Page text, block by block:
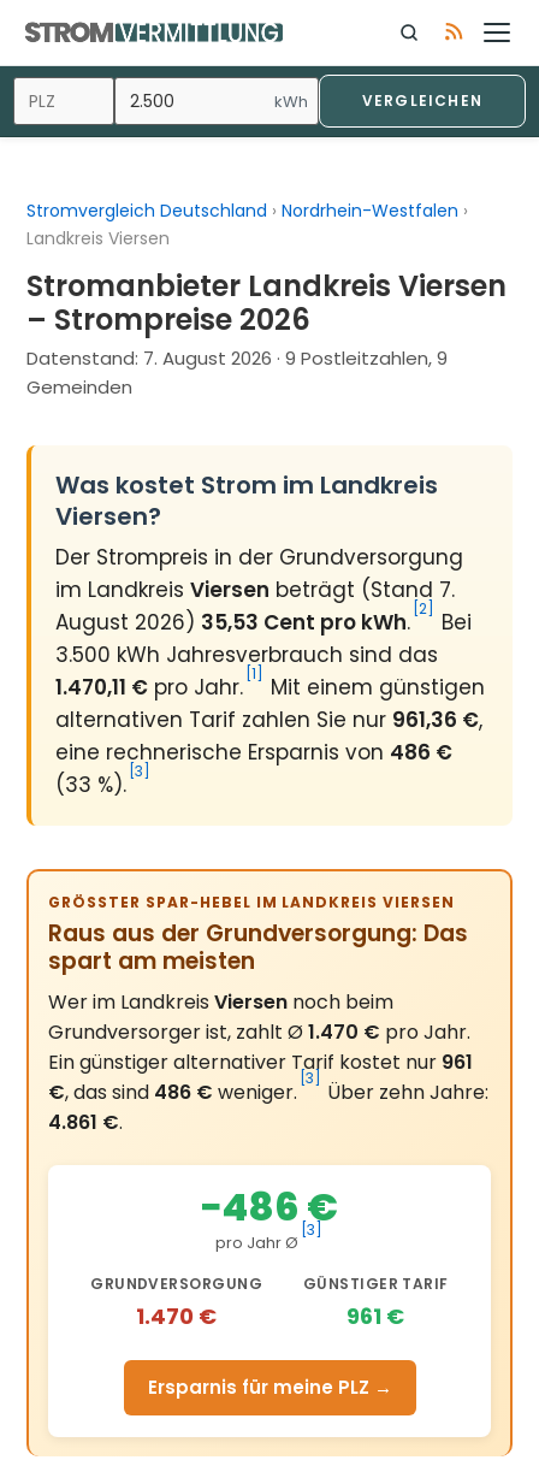
Inhalt
springen
kWh VERGLEICHEN
Stromvergleich Deutschland ›Nordrhein-Westfalen ›
Landkreis Viersen
Stromanbieter Landkreis Viersen
– Strompreise 2026
Datenstand: 7. August 2026 · 9 Postleitzahlen, 9
Gemeinden
Was kostet Strom im Landkreis
Viersen?
Der Strompreis in der Grundversorgung
im LandkreisViersen beträgt (Stand 7.
August 2026) 35,53 Cent pro kWh. [2]
Bei
3.500 kWh Jahresverbrauch sind das
1.470,11 € pro Jahr. [1]
Mit einem günstigen
alternativen Tarif zahlen Sie nur 961,36 €,
eine rechnerische Ersparnis von 486 €
(33 %). [3]
GRÖSSTER SPAR-HEBEL IM LANDKREIS VIERSEN
Raus aus der Grundversorgung: Das
spart am meisten
Wer im LandkreisViersen noch beim
Grundversorger ist, zahlt Ø1.470 € pro Jahr.
Ein günstiger alternativer Tarif kostet nur 961
€, das sind 486 € weniger. [3]
Über zehn Jahre:
4.861 €.
−486 €
pro Jahr Ø
[3]
GRUNDVERSORGUNG
1.470 €
GÜNSTIGER TARIF
961 €
Ersparnis für meine PLZ →